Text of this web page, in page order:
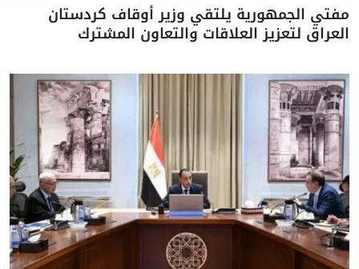
مفتي الجمهورية يلتقي وزير أوقاف كردستان
العراق لتعزيز العلاقات والتعاون المشترك